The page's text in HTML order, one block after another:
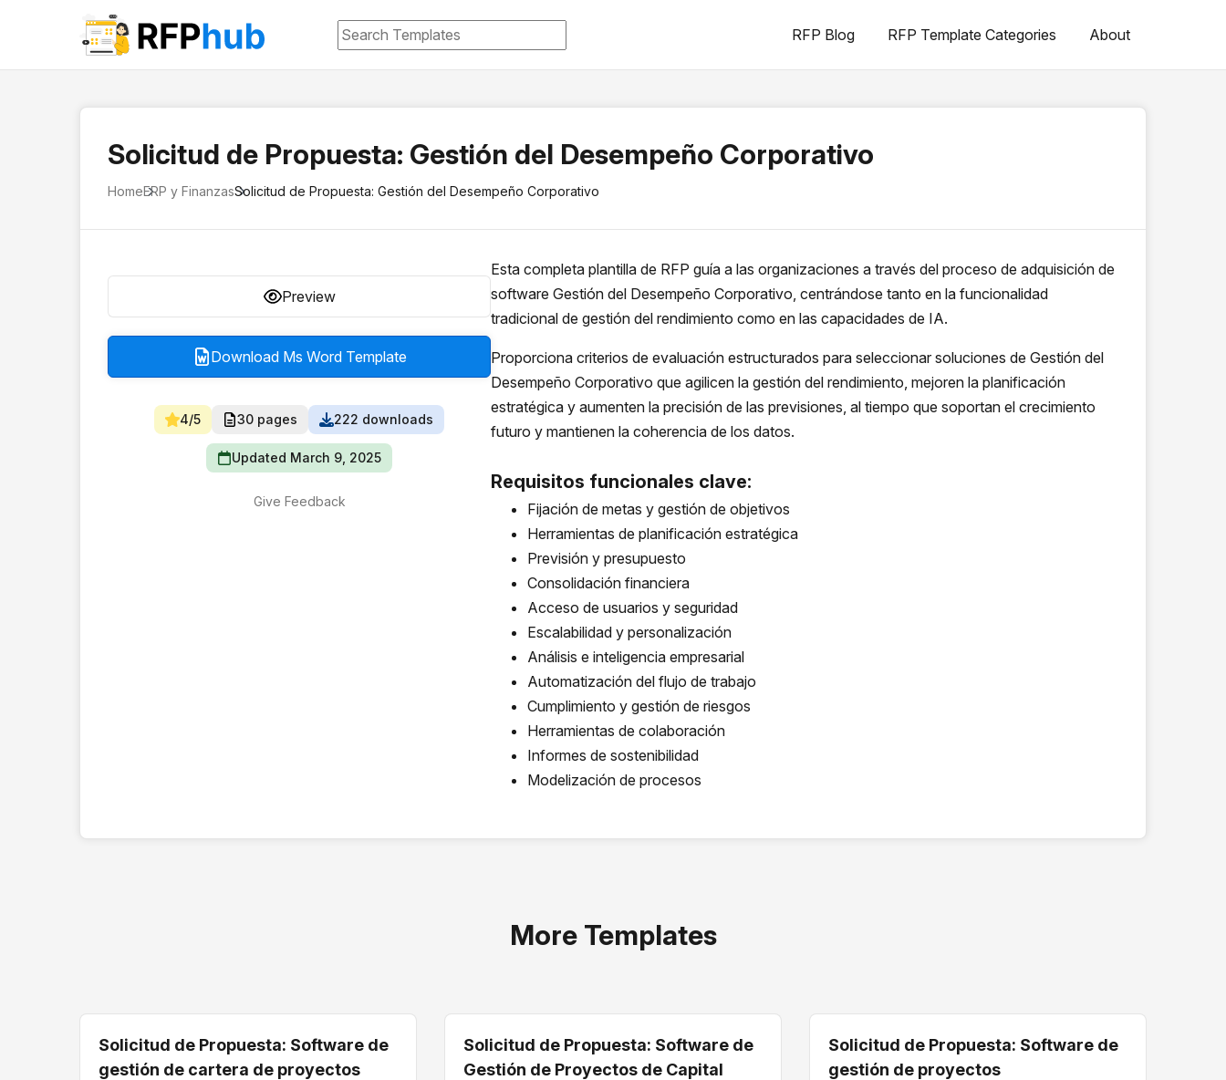
RFP Blog RFP Template Categories About
Solicitud de Propuesta: Gestión del Desempeño Corporativo
HomeERP y FinanzasSolicitud de Propuesta: Gestión del Desempeño Corporativo
Preview
Download Ms Word Template
4/5 30 pages 222 downloads
Updated March 9, 2025
Give Feedback
Esta completa plantilla de RFP guía a las organizaciones a través del proceso de adquisición de
software Gestión del Desempeño Corporativo, centrándose tanto en la funcionalidad
tradicional de gestión del rendimiento como en las capacidades de IA.
Proporciona criterios de evaluación estructurados para seleccionar soluciones de Gestión del
Desempeño Corporativo que agilicen la gestión del rendimiento, mejoren la planificación
estratégica y aumenten la precisión de las previsiones, al tiempo que soportan el crecimiento
futuro y mantienen la coherencia de los datos.
Requisitos funcionales clave:
Fijación de metas y gestión de objetivos
Herramientas de planificación estratégica
Previsión y presupuesto
Consolidación financiera
Acceso de usuarios y seguridad
Escalabilidad y personalización
Análisis e inteligencia empresarial
Automatización del flujo de trabajo
Cumplimiento y gestión de riesgos
Herramientas de colaboración
Informes de sostenibilidad
Modelización de procesos
More Templates
Solicitud de Propuesta: Software de
gestión de cartera de proyectos
Solicitud de Propuesta: Software de
Gestión de Proyectos de Capital
Solicitud de Propuesta: Software de
gestión de proyectos